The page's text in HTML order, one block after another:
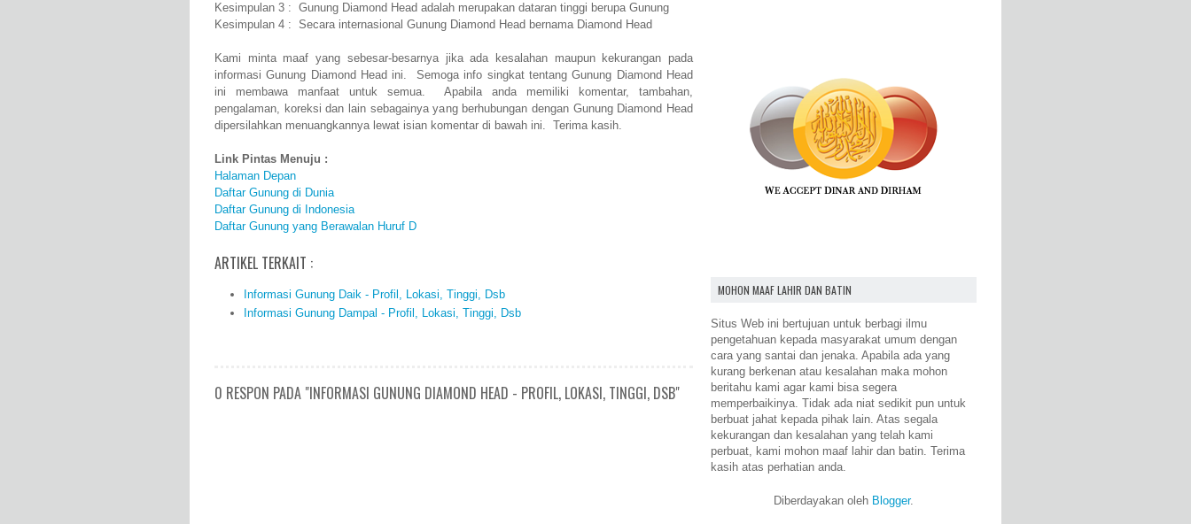
Kesimpulan 3 : Gunung Diamond Head adalah merupakan dataran tinggi berupa Gunung
Kesimpulan 4 : Secara internasional Gunung Diamond Head bernama Diamond Head
Kami minta maaf yang sebesar-besarnya jika ada kesalahan maupun kekurangan pada
informasi Gunung Diamond Head ini. Semoga info singkat tentang Gunung Diamond Head
ini membawa manfaat untuk semua. Apabila anda memiliki komentar, tambahan,
pengalaman, koreksi dan lain sebagainya yang berhubungan dengan Gunung Diamond Head
dipersilahkan menuangkannya lewat isian komentar di bawah ini. Terima kasih.
Link Pintas Menuju :
Halaman Depan
Daftar Gunung di Dunia
Daftar Gunung di Indonesia
Daftar Gunung yang Berawalan Huruf D
ARTIKEL TERKAIT :
Informasi Gunung Daik - Profil, Lokasi, Tinggi, Dsb
Informasi Gunung Dampal - Profil, Lokasi, Tinggi, Dsb
0 RESPON PADA "INFORMASI GUNUNG DIAMOND HEAD - PROFIL, LOKASI, TINGGI, DSB"
MOHON MAAF LAHIR DAN BATIN
Situs Web ini bertujuan untuk berbagi ilmu
pengetahuan kepada masyarakat umum dengan
cara yang santai dan jenaka. Apabila ada yang
kurang berkenan atau kesalahan maka mohon
beritahu kami agar kami bisa segera
memperbaikinya. Tidak ada niat sedikit pun untuk
berbuat jahat kepada pihak lain. Atas segala
kekurangan dan kesalahan yang telah kami
perbuat, kami mohon maaf lahir dan batin. Terima
kasih atas perhatian anda.
Diberdayakan oleh Blogger.